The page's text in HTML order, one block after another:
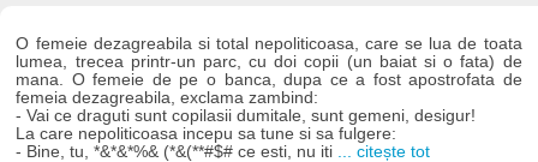
O femeie dezagreabila si total nepoliticoasa, care se lua de toata
lumea, trecea printr-un parc, cu doi copii (un baiat si o fata) de
mana. O femeie de pe o banca, dupa ce a fost apostrofata de
femeia dezagreabila, exclama zambind:
- Vai ce draguti sunt copilasii dumitale, sunt gemeni, desigur!
La care nepoliticoasa incepu sa tune si sa fulgere:
- Bine, tu, *&*&*%& (*&(**#$# ce esti, nu iti
... citește tot